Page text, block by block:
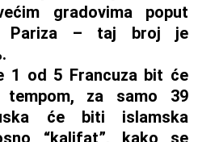
gradovima poput
Pariza – taj broj je
1 od 5 Francuza bit će
tempom, za samo 39
će biti islamska
“kalifat”, kako se